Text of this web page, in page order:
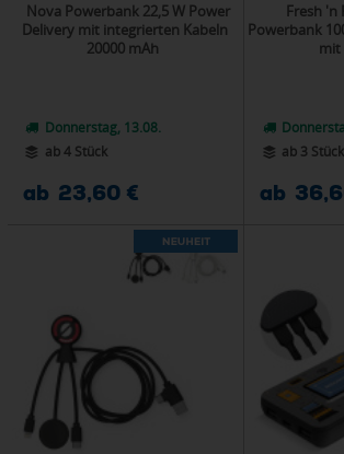
Nova Powerbank 22,5 W Power
Delivery mit integrierten Kabeln
20000 mAh
Donnerstag, 13.08.
ab 4 Stück
ab 23,60 €
Fresh 'n
Powerbank
mit
ab 3 Stück
ab